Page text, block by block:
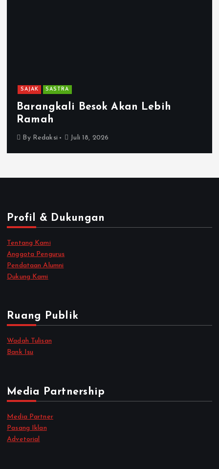
SAJAK SASTRA
Barangkali Besok Akan Lebih
Ramah
By Redaksi Juli 18, 2026
Profil & Dukungan
Tentang Kami
Anggota Pengurus
Pendataan Alumni
Dukung Kami
Ruang Publik
Wadah Tulisan
Bank Isu
Media Partnership
Media Partner
Pasang Iklan
Advetorial